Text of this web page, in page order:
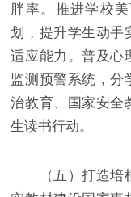
胖率。推进学校
划，提升学生动手
适应能力。普及心
监测预警系统，分
治教育、国家安全
生读书行动。
（五）打造培根